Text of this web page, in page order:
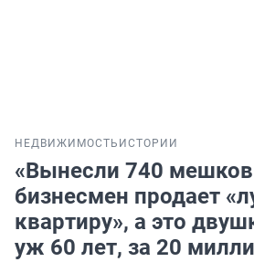
НЕДВИЖИМОСТЬ ИСТОРИИ
«Вынесли 740
бизнесмен продает
квартиру», а это
уж 60 лет, за 20